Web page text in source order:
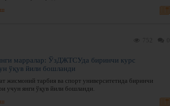
марралар: ЎзДЖТСУда биринчи курс
ўқув йили бошланди
жисмоний тарбия ва спорт университетида биринчи
учун янги ўқув йили бошланди.